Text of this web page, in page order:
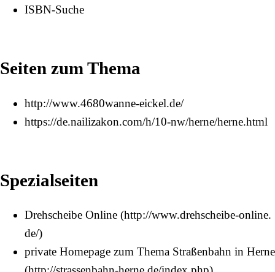
ISBN-Suche
Seiten zum Thema
http://www.4680wanne-eickel.de/
https://de.nailizakon.com/h/10-nw/herne/herne.html
Spezialseiten
Drehscheibe Online
private Homepage zum Thema Straßenbahn in Herne